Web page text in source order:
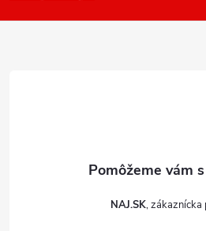
ý
i
NAJ.SK